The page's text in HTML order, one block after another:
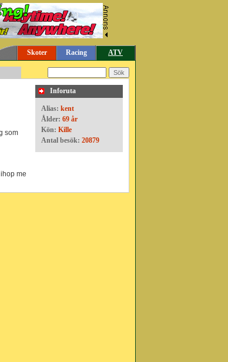
Skoter Racing
ATV
som
me
Inforuta
Alias: kent
Ålder: 69 år
Kön: Kille
Antal besök: 20879